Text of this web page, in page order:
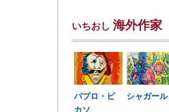
いちおし 海外作家
パブロ・ピ
カソ
シャガール